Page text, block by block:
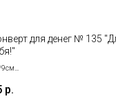
для денег № 135
р.